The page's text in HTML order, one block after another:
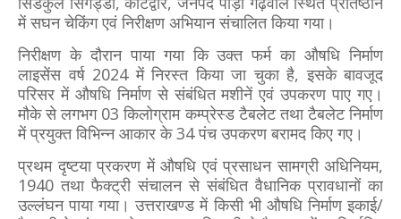
में सघन चेकिंग एवं निरीक्षण अभियान संचालित किया गया।
निरीक्षण के दौरान पाया गया कि उक्त फर्म का औषधि निर्माण
लाइसेंस वर्ष 2024 में निरस्त किया जा चुका है, इसके बावजूद
परिसर में औषधि निर्माण से संबंधित मशीनें एवं उपकरण पाए गए।
मौके से लगभग 03 किलोग्राम कम्प्रेस्ड टैबलेट तथा टैबलेट निर्माण
में प्रयुक्त विभिन्न आकार के 34 पंच उपकरण बरामद किए गए।
प्रथम दृष्टया प्रकरण में औषधि एवं प्रसाधन सामग्री अधिनियम,
1940 तथा फैक्ट्री संचालन से संबंधित वैधानिक प्रावधानों का
उल्लंघन पाया गया। उत्तराखण्ड में किसी भी औषधि निर्माण इकाई/